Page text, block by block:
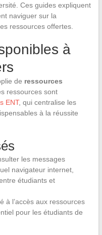
Ces guides expliquent
naviguer sur la
ressources offertes.
à
de ressources
ressources sont
ENT, qui centralise les
à la réussite
les messages
navigateur internet,
étudiants et
à l’accès aux ressources
pour les étudiants de